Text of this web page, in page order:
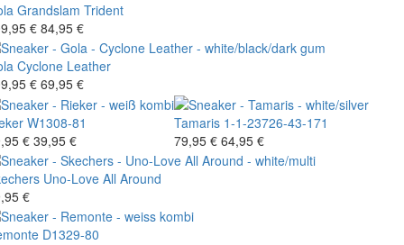
Grandslam Trident
€ 84,95 €
Cyclone Leather
€ 69,95 €
W1308-81
€ 39,95 €
Tamaris 1-1-23726-43-171
79,95 € 64,95 €
Uno-Love All Around
€
D1329-80